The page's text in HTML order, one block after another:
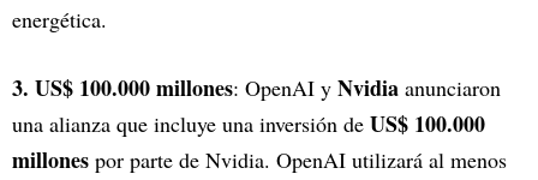
energética.
3. US$ 100.000 millones: OpenAI y Nvidia anunciaron
una alianza que incluye una inversión de US$ 100.000
millones por parte de Nvidia. OpenAI utilizará al menos